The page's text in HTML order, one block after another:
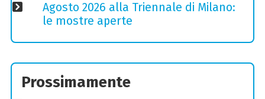
Agosto 2026 alla Triennale di Milano:
le mostre aperte
Prossimamente